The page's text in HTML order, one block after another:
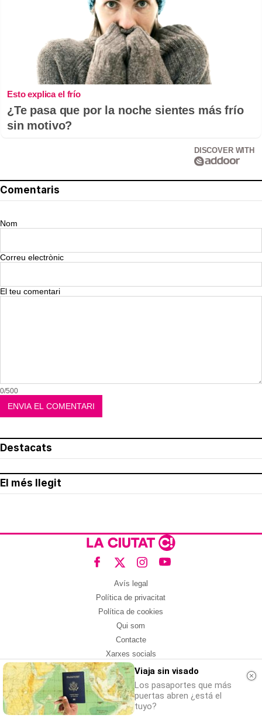
Esto explica el frío
¿Te pasa que por la noche sientes más frío
sin motivo?
DISCOVER WITH
Comentaris
Nom
Correu electrònic
El teu comentari
0/500
Destacats
El més llegit
Avís legal
Política de privacitat
Política de cookies
Qui som
Contacte
Xarxes socials
Amb col·laboració de:Viaja sin visado
Los pasaportes que más
puertas abren ¿está el
tuyo?